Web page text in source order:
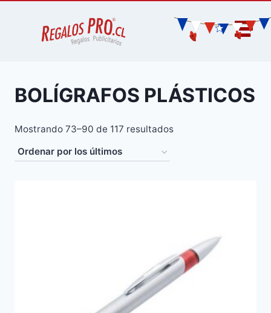
BOLÍGRAFOS PLÁSTICOS
Mostrando 73–90 de 117 resultados